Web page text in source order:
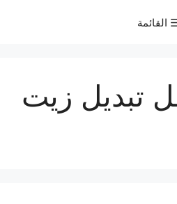
القائمة
تبديل زيت